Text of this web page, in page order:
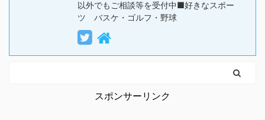
以外でもご相談等を受付中■好きなスポー
ツ バスケ・ゴルフ・野球
スポンサーリンク